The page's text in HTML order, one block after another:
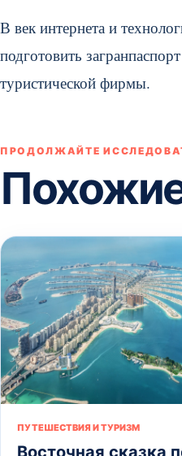
В век интернета и
подготовить
туристической фирмы.
ПРОДОЛЖАЙТЕ
ПУТЕШЕСТВИЯ И ТУРИЗМ
Восточная сказка